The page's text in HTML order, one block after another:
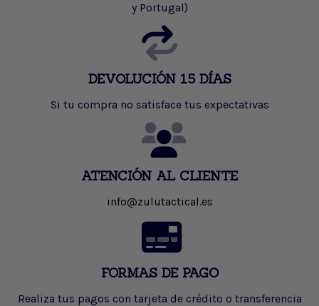
y Portugal)
DEVOLUCIÓN 15 DÍAS
Si tu compra no satisface tus expectativas
ATENCIÓN AL CLIENTE
info@zulutactical.es
FORMAS DE PAGO
Realiza tus pagos con tarjeta de crédito o transferencia